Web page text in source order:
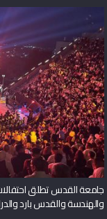
جامعة القدس تطلق
والهندسة والقدس بارد